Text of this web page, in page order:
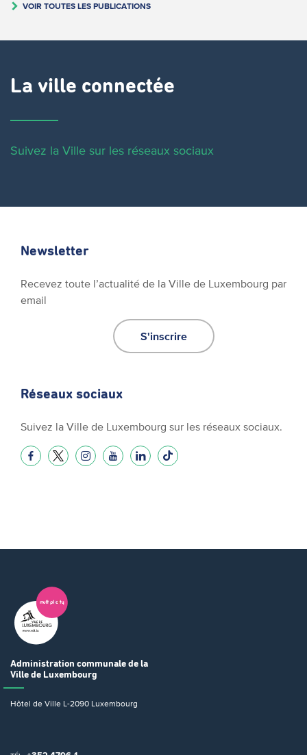
VOIR TOUTES LES PUBLICATIONS
La ville connectée
Suivez la Ville sur les réseaux sociaux
Newsletter
Recevez toute l’actualité de la Ville de Luxembourg par
email
S'inscrire
Réseaux sociaux
Suivez la Ville de Luxembourg sur les réseaux sociaux.
Administration communale de la
Ville de Luxembourg
Hôtel de Ville L-2090 Luxembourg